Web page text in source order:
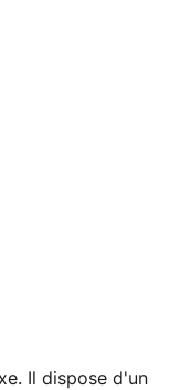
Il dispose d'un